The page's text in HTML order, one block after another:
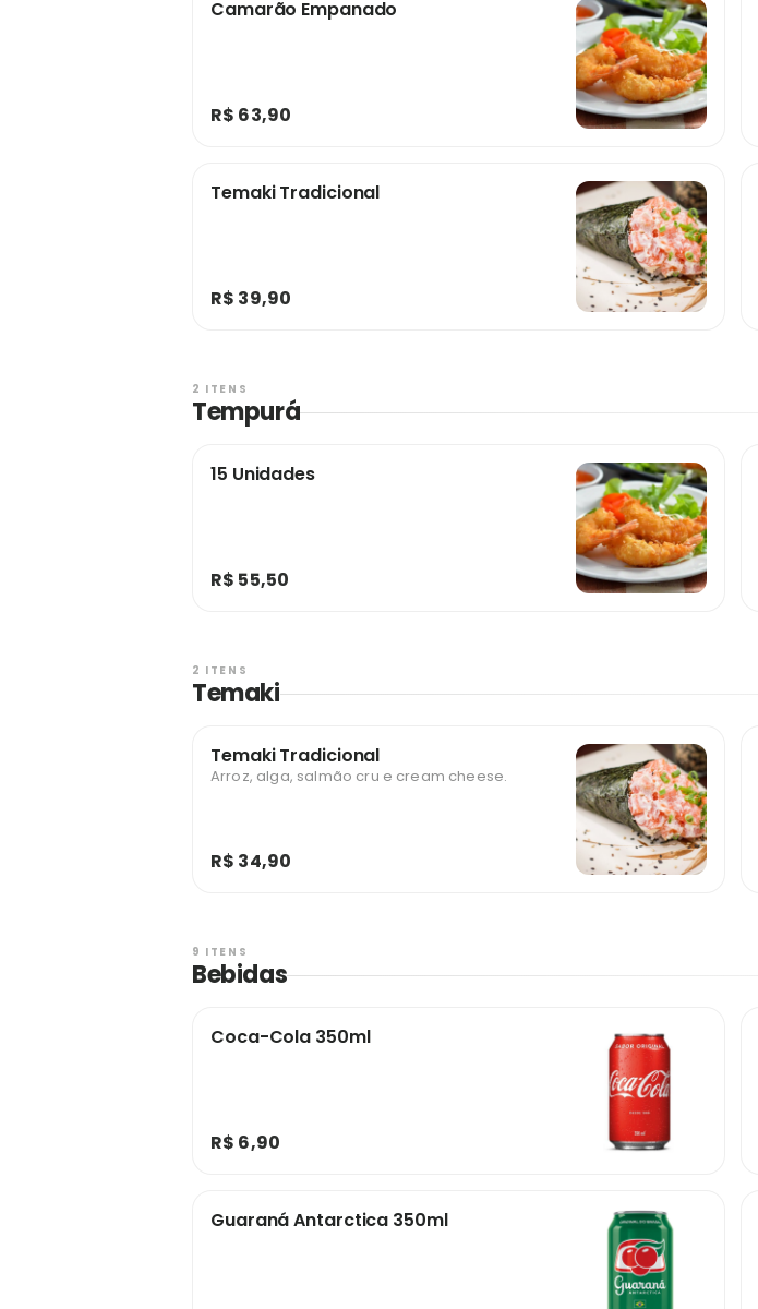
Camarão Empanado
R$ 63,90
Temaki Tradicional
R$ 39,90
2 ITENS
Tempurá
15 Unidades
R$ 55,50
2 ITENS
Temaki
Temaki Tradicional
Arroz, alga, salmão cru e cream cheese.
R$ 34,90
9 ITENS
Bebidas
Coca-Cola 350ml
R$ 6,90
Guaraná Antarctica 350ml